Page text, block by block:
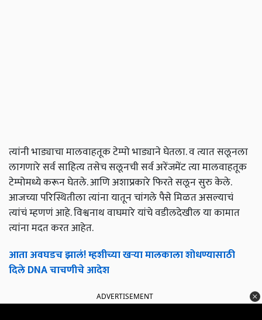
त्यांनी भाड्याचा मालवाहतूक टेम्पो भाड्याने घेतला. व त्यात सलूनला
लागणारे सर्व साहित्य तसेच सलूनची सर्व अरेंजमेंट त्या मालवाहतूक
टेम्पोमध्ये करून घेतले. आणि अशाप्रकारे फिरते सलून सुरु केले.
आजच्या परिस्थितीला त्यांना यातून चांगले पैसे मिळत असल्याचं
त्यांचं म्हणणं आहे. विश्वनाथ वाघमारे यांचे वडीलदेखील या कामात
त्यांना मदत करत आहेत.
आता अवघडच झालं! म्हशीच्या खऱ्या मालकाला शोधण्यासाठी
दिले DNA चाचणीचे आदेश
ADVERTISEMENT